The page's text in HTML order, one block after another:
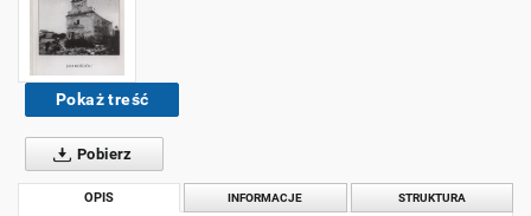
Pokaż treść
Pobierz
OPIS INFORMACJE STRUKTURA